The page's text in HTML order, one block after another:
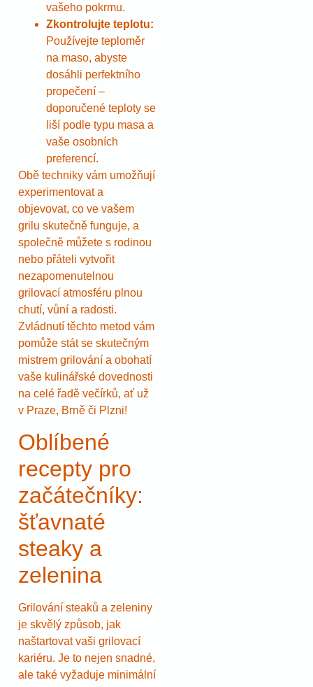
vašeho pokrmu.
Zkontrolujte teplotu:
Používejte teploměr
na maso, abyste
dosáhli perfektního
propečení –
doporučené teploty se
liší podle typu masa a
vaše osobních
preferencí.
Obě techniky vám umožňují
experimentovat a
objevovat, co ve vašem
grilu skutečně funguje, a
společně můžete s rodinou
nebo přáteli vytvořit
nezapomenutelnou
grilovací atmosféru plnou
chutí, vůní a radosti.
Zvládnutí těchto metod vám
pomůže stát se skutečným
mistrem grilování a obohatí
vaše kulinářské dovednosti
na celé řadě večírků, ať už
v Praze, Brně či Plzni!
Oblíbené
recepty pro
začátečníky:
šťavnaté
steaky a
zelenina
Grilování steaků a zeleniny
je skvělý způsob, jak
naštartovat vaši grilovací
kariéru. Je to nejen snadné,
ale také vyžaduje minimální